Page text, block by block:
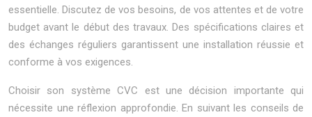
essentielle. Discutez de vos besoins, de vos attentes et de votre
budget avant le début des travaux. Des spécifications claires et
des échanges réguliers garantissent une installation réussie et
conforme à vos exigences.
Choisir son système CVC est une décision importante qui
nécessite une réflexion approfondie. En suivant les conseils de